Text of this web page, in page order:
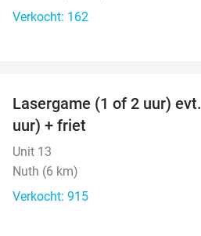
Verkocht: 162
Lasergame (1 of 2 uur)
uur) + friet
Unit 13
Nuth (6 km)
Verkocht: 915